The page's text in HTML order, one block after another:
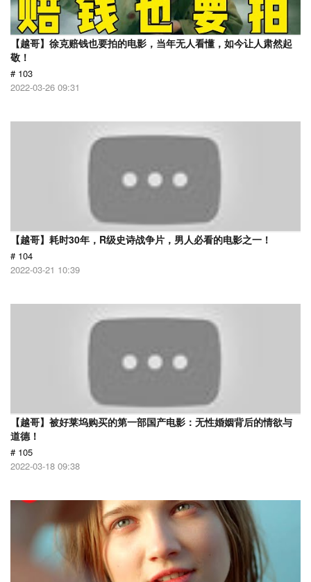
【越哥】徐克赔钱也要拍的电影，当年无人看懂，如今让人肃然起
敬！
# 103
2022-03-26 09:31
【越哥】耗时30年，R级史诗战争片，男人必看的电影之一！
# 104
2022-03-21 10:39
【越哥】被好莱坞购买的第一部国产电影：无性婚姻背后的情欲与
道德！
# 105
2022-03-18 09:38